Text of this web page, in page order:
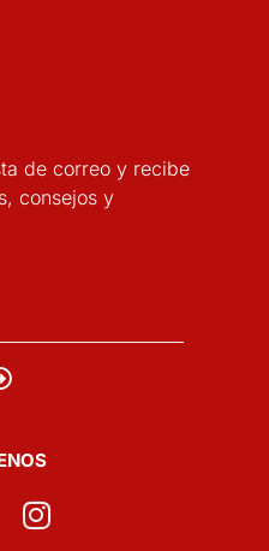
de correo y recibe
consejos y